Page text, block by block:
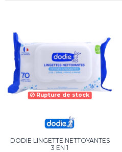
Rupture de stock
DODIE LINGETTE NETTOYANTES
3 EN 1